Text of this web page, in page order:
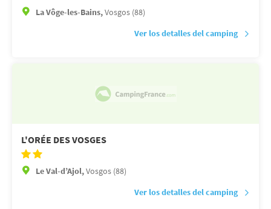
La Vôge-les-Bains,Vosgos (88)
Ver los detalles del camping
L'ORÉE DES VOSGES
Le Val-d’Ajol,Vosgos (88)
Ver los detalles del camping